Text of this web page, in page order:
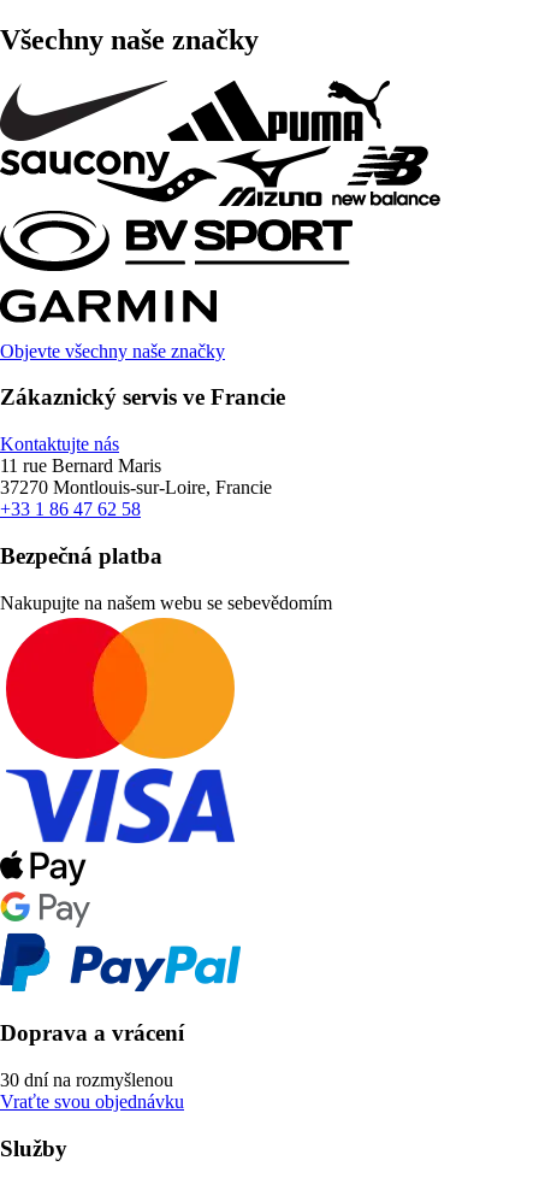
Všechny naše značky
Objevte všechny naše značky
Zákaznický servis ve Francie
Kontaktujte nás
11 rue Bernard Maris
37270 Montlouis-sur-Loire, Francie
+33 1 86 47 62 58
Bezpečná platba
Nakupujte na našem webu se sebevědomím
Doprava a vrácení
30 dní na rozmyšlenou
Vraťte svou objednávku
Služby